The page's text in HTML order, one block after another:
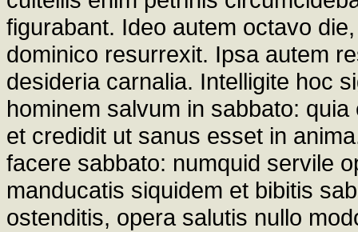
figurabant. Ideo autem octavo
dominico resurrexit. Ipsa autem
desideria carnalia. Intelligite hoc
hominem salvum in sabbato:
et credidit ut sanus esset in
facere sabbato: numquid servile
manducatis siquidem et bibitis
ostenditis, opera salutis nullo